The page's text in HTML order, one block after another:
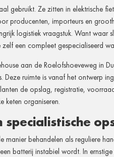
gebruikt. Ze zitten in elektrische
producenten, importeurs en
logistiek vraagstuk. Want waar
een compleet gespecialiseerd
aan de Roelofshoeveweg in
ruimte is vanaf het ontwerp
de opslag, registratie,
keten organiseren.
behandelen als reguliere
batterij instabiel wordt. In